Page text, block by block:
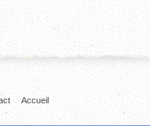
Accueil